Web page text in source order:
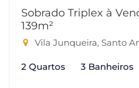
Sobrado Triplex à
139m²
Vila Junqueira, Santo
2 Quartos 3 Banheiros